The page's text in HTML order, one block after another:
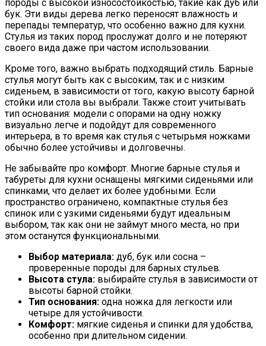
породы с высокой износостойкостью, такие как дуб или
бук. Эти виды дерева легко переносят влажность и
перепады температур, что особенно важно для кухни.
Стулья из таких пород прослужат долго и не потеряют
своего вида даже при частом использовании.
Кроме того, важно выбрать подходящий стиль. Барные
стулья могут быть как с высоким, так и с низким
сиденьем, в зависимости от того, какую высоту барной
стойки или стола вы выбрали. Также стоит учитывать
тип основания: модели с опорами на одну ножку
визуально легче и подойдут для современного
интерьера, в то время как стулья с четырьмя ножками
обычно более устойчивы и долговечны.
Не забывайте про комфорт. Многие барные стулья и
табуреты для кухни оснащены мягкими сиденьями или
спинками, что делает их более удобными. Если
пространство ограничено, компактные стулья без
спинок или с узкими сиденьями будут идеальным
выбором, так как они не займут много места, но при
этом останутся функциональными.
Выбор материала: дуб, бук или сосна –
проверенные породы для барных стульев.
Высота стула: выбирайте стулья в зависимости от
высоты барной стойки.
Тип основания: одна ножка для легкости или
четыре для устойчивости.
Комфорт: мягкие сиденья и спинки для удобства,
особенно при длительном сидении.